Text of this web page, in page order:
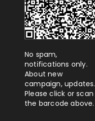
No spam,
notifications only.
About new
campaign, updates.
Please click or scan
the barcode above.